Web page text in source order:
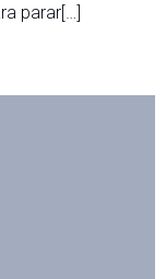
parar[…]